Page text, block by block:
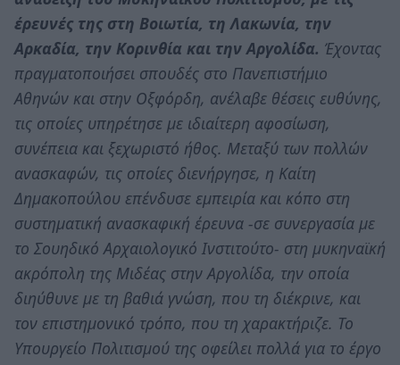
έρευνές της στη Βοιωτία, τη Λακωνία, την
Αρκαδία, την Κορινθία και την Αργολίδα. Έχοντας
πραγματοποιήσει σπουδές στο Πανεπιστήμιο
Αθηνών και στην Οξφόρδη, ανέλαβε θέσεις ευθύνης,
τις οποίες υπηρέτησε με ιδιαίτερη αφοσίωση,
συνέπεια και ξεχωριστό ήθος. Μεταξύ των πολλών
ανασκαφών, τις οποίες διενήργησε, η Καίτη
Δημακοπούλου επένδυσε εμπειρία και κόπο στη
συστηματική ανασκαφική έρευνα -σε συνεργασία με
το Σουηδικό Αρχαιολογικό Ινστιτούτο- στη μυκηναϊκή
ακρόπολη της Μιδέας στην Αργολίδα, την οποία
διηύθυνε με τη βαθιά γνώση, που τη διέκρινε, και
τον επιστημονικό τρόπο, που τη χαρακτήριζε. Το
Υπουργείο Πολιτισμού της οφείλει πολλά για το έργο